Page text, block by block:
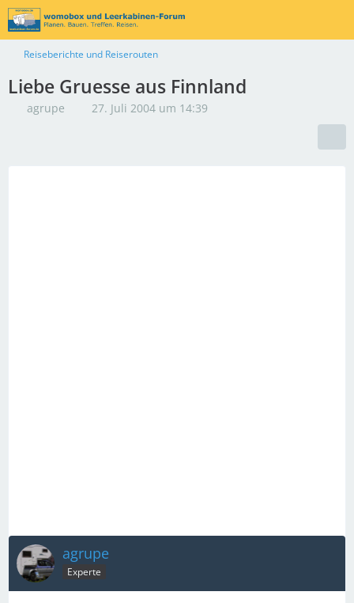
Reiseberichte und Reiserouten
Liebe Gruesse aus Finnland
agrupe 27. Juli 2004 um 14:39
agrupe
Experte